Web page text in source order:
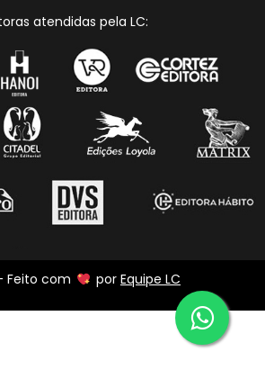
atendidas pela LC:
Feito com por Equipe LC